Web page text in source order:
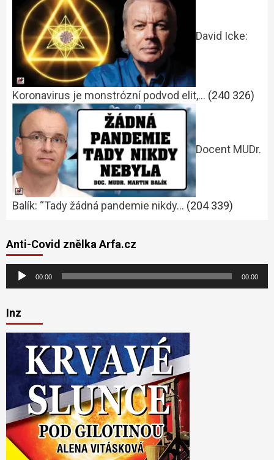
David Icke:
Koronavirus je monstrózní podvod elit,… (240 326)
Docent MUDr.
Balík: “Tady žádná pandemie nikdy… (204 339)
Anti-Covid znělka Arfa.cz
Audio
přehrávač
00:00 00:00
Inz